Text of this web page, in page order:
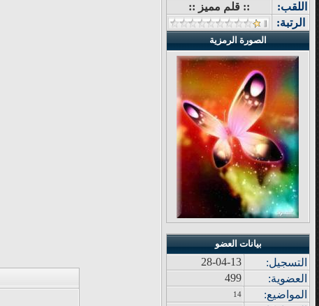
اللقب:
:: قلم مميز ::
الرتبة:
الصورة الرمزية
بيانات العضو
التسجيل:
28-04-13
العضوية:
499
المواضيع:
14